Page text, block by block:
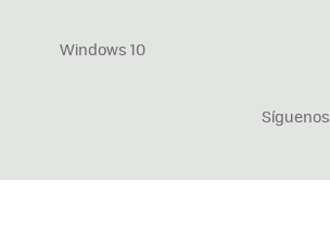
Síguenos
Windows 10